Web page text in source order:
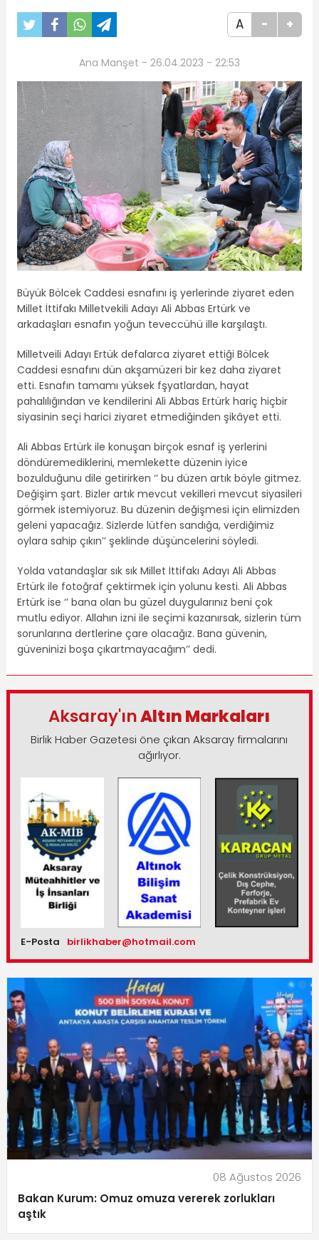
A - +
Ana Manşet - 26.04.2023 - 22:53
Büyük Bölcek Caddesi esnafını iş yerlerinde ziyaret eden
Millet İttifakı Milletvekili Adayı Ali Abbas Ertürk ve
arkadaşları esnafın yoğun teveccühü ille karşılaştı.
Milletveili Adayı Ertük defalarca ziyaret ettiği Bölcek
Caddesi esnafını dün akşamüzeri bir kez daha ziyaret
etti. Esnafın tamamı yüksek fşyatlardan, hayat
pahalılığından ve kendilerini Ali Abbas Ertürk hariç hiçbir
siyasinin seçi harici ziyaret etmediğinden şikâyet etti.
Ali Abbas Ertürk ile konuşan birçok esnaf iş yerlerini
döndüremediklerini, memlekette düzenin iyice
bozulduğunu dile getirirken ‘’ bu düzen artık böyle gitmez.
Değişim şart. Bizler artık mevcut vekilleri mevcut siyasileri
görmek istemiyoruz. Bu düzenin değişmesi için elimizden
geleni yapacağız. Sizlerde lütfen sandığa, verdiğimiz
oylara sahip çıkın’’ şeklinde düşüncelerini söyledi.
Yolda vatandaşlar sık sık Millet İttifakı Adayı Ali Abbas
Ertürk ile fotoğraf çektirmek için yolunu kesti. Ali Abbas
Ertürk ise ‘’ bana olan bu güzel duygularınız beni çok
mutlu ediyor. Allahın izni ile seçimi kazanırsak, sizlerin tüm
sorunlarına dertlerine çare olacağız. Bana güvenin,
güveninizi boşa çıkartmayacağım’’ dedi.
Aksaray'ınAltın Markaları
Birlik Haber Gazetesi öne çıkan Aksaray firmalarını
ağırlıyor.
E-Posta birlikhaber@hotmail.com
08 Ağustos 2026
Bakan Kurum: Omuz omuza vererek zorlukları
aştık